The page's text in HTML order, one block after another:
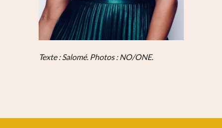
Texte : Salomé. Photos : NO/ONE.